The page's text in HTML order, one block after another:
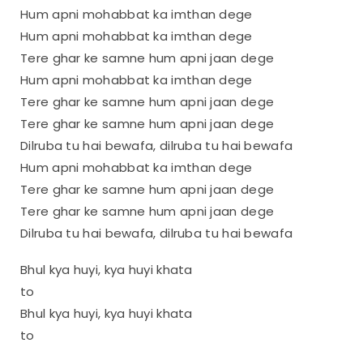
Hum apni mohabbat ka imthan dege
Hum apni mohabbat ka imthan dege
Tere ghar ke samne hum apni jaan dege
Hum apni mohabbat ka imthan dege
Tere ghar ke samne hum apni jaan dege
Tere ghar ke samne hum apni jaan dege
Dilruba tu hai bewafa, dilruba tu hai bewafa
Hum apni mohabbat ka imthan dege
Tere ghar ke samne hum apni jaan dege
Tere ghar ke samne hum apni jaan dege
Dilruba tu hai bewafa, dilruba tu hai bewafa
Bhul kya huyi, kya huyi khata
to
Bhul kya huyi, kya huyi khata
to